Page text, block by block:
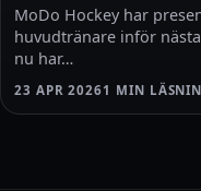
MoDo Hockey har
huvudtränare inför
nu har…
23 APR 2026 1 MIN